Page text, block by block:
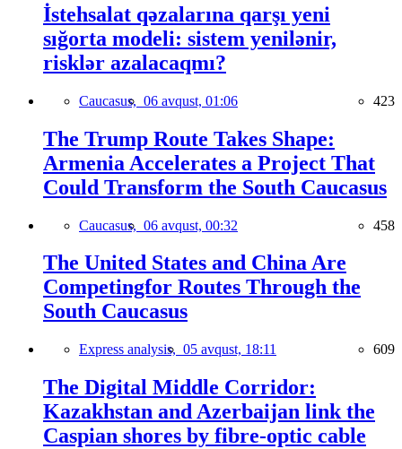
İstehsalat qəzalarına qarşı yeni
sığorta modeli: sistem yenilənir,
risklər azalacaqmı?
Caucasus, 06 avqust, 01:06 423
The Trump Route Takes Shape:
Armenia Accelerates a Project That
Could Transform the South Caucasus
Caucasus, 06 avqust, 00:32 458
The United States and China Are
Competingfor Routes Through the
South Caucasus
Express analysis, 05 avqust, 18:11 609
The Digital Middle Corridor:
Kazakhstan and Azerbaijan link the
Caspian shores by fibre-optic cable